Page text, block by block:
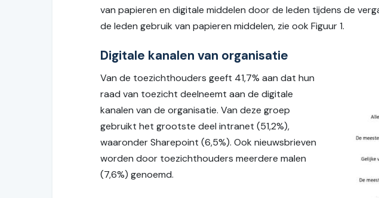
van papieren en digitale middelen door de leden tijdens de
de leden gebruik van papieren middelen, zie ook Figuur 1.
Digitale kanalen van organisatie
Van de toezichthouders geeft 41,7% aan dat hun
raad van toezicht deelneemt aan de digitale
kanalen van de organisatie. Van deze groep
gebruikt het grootste deel intranet (51,2%),
waaronder Sharepoint (6,5%). Ook nieuwsbrieven
worden door toezichthouders meerdere malen
(7,6%) genoemd.